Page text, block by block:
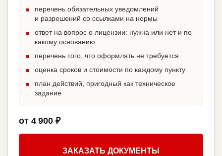
перечень обязательных уведомлений
и разрешений со ссылками на нормы
ответ на вопрос о лицензии: нужна или нет и по
какому основанию
перечень того, что оформлять не требуется
оценка сроков и стоимости по каждому пункту
план действий, пригодный как техническое
задание
от 4 900 ₽
ЗАКАЗАТЬ ДОКУМЕНТЫ